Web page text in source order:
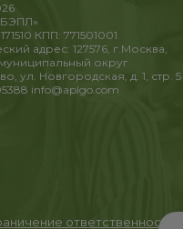
КПП: 771501001
адрес: 127576, г.Москва,
округ
ул. Новгородская, д. 1, стр. 5
info@aplgo.com
ответственности